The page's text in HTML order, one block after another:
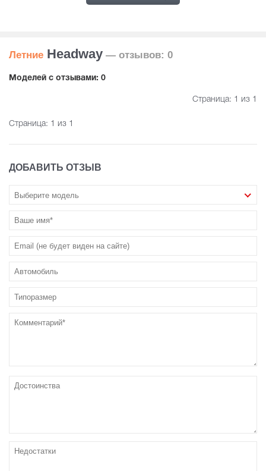
Летние Headway — отзывов: 0
Mоделей с отзывами: 0
Страница: 1 из 1
Страница: 1 из 1
ДОБАВИТЬ ОТЗЫВ
Выберите модель